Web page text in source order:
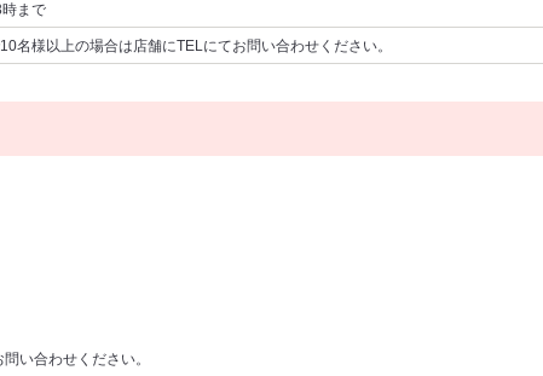
まで
名様以上の場合は店舗にTELにてお問い合わせください。
い合わせください。